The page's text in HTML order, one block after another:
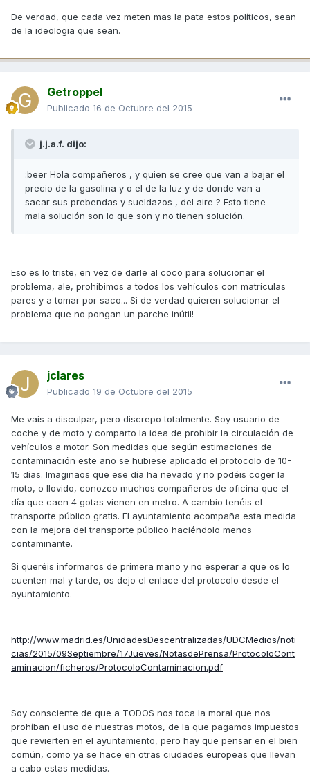
De verdad, que cada vez meten mas la pata estos políticos, sean
de la ideologia que sean.
Getroppel
Publicado 16 de Octubre del 2015
j.j.a.f. dijo:
:beer Hola compañeros , y quien se cree que van a bajar el
precio de la gasolina y o el de la luz y de donde van a
sacar sus prebendas y sueldazos , del aire ? Esto tiene
mala solución son lo que son y no tienen solución.
Eso es lo triste, en vez de darle al coco para solucionar el
problema, ale, prohibimos a todos los vehículos con matrículas
pares y a tomar por saco... Si de verdad quieren solucionar el
problema que no pongan un parche inútil!
jclares
Publicado 19 de Octubre del 2015
Me vais a disculpar, pero discrepo totalmente. Soy usuario de
coche y de moto y comparto la idea de prohibir la circulación de
vehículos a motor. Son medidas que según estimaciones de
contaminación este año se hubiese aplicado el protocolo de 10-
15 días. Imaginaos que ese día ha nevado y no podéis coger la
moto, o llovido, conozco muchos compañeros de oficina que el
día que caen 4 gotas vienen en metro. A cambio tenéis el
transporte público gratis. El ayuntamiento acompaña esta medida
con la mejora del transporte público haciéndolo menos
contaminante.
Si queréis informaros de primera mano y no esperar a que os lo
cuenten mal y tarde, os dejo el enlace del protocolo desde el
ayuntamiento.
http://www.madrid.es/UnidadesDescentralizadas/UDCMedios/noti
cias/2015/09Septiembre/17Jueves/NotasdePrensa/ProtocoloCont
aminacion/ficheros/ProtocoloContaminacion.pdf
Soy consciente de que a TODOS nos toca la moral que nos
prohíban el uso de nuestras motos, de la que pagamos impuestos
que revierten en el ayuntamiento, pero hay que pensar en el bien
común, como ya se hace en otras ciudades europeas que llevan
a cabo estas medidas.